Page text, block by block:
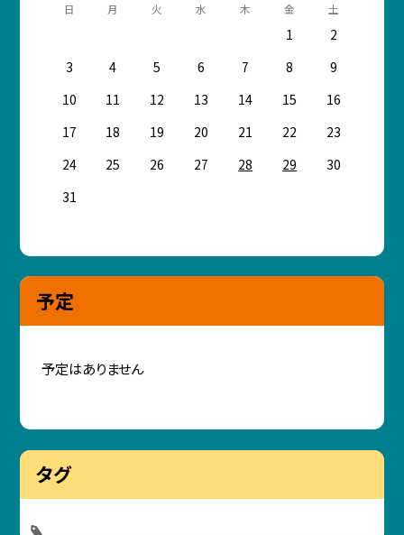
日 月 火 水 木 金 土
1
2
3
4 5 6 7 8
9
10
11 12 13 14 15
16
17
18 19 20 21 22
23
24
25 26 27 28 29
30
31
予定
予定はありません
タグ